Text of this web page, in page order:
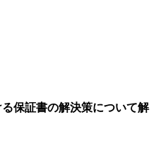
保証書の解決策について解